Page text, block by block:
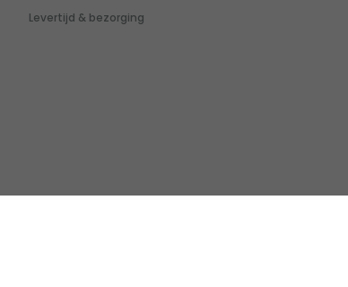
Levertijd & bezorging